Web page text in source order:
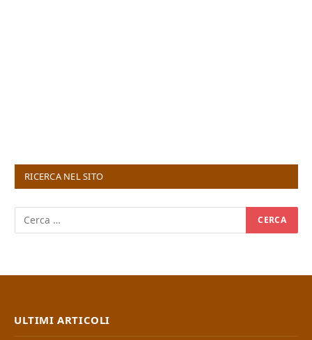
RICERCA NEL SITO
ULTIMI ARTICOLI